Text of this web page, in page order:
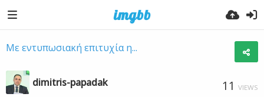
Με εντυπωσιακή επιτυχία η...
dimitris-papadak 11 VIEWS